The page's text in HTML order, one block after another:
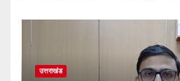
उत्तराखंड